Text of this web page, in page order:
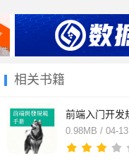
告 商业广告，理性选择
相关书籍
0.98MB / 04-13